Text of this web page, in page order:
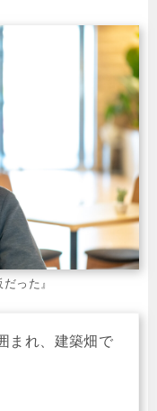
った』
まれ、建築畑で